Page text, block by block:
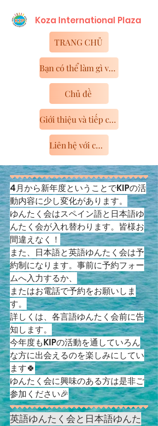
Koza International​ Plaza
TRANG CHỦ
Bạn có thể làm gì với KIP
Chủ đề
Giới thiệu và tiếp cận cơ sở
Liên hệ với chúng tôi
4月から新年度ということでKIPの活
動内容に少し変化があります。
ゆんたく会はスペイン語と日本語ゆ
んたく会が入れ替わります。皆様お
間違えなく！
また、日本語と英語ゆんたく会は予
約制になります。事前に予約フォー
ムへ入力するか、
またはお電話で予約をお願いしま
す。
詳しくは、各言語ゆんたく会前に告
知します。
今年度もKIPの活動を通していろん
な方に出会えるのを楽しみにしてい
ます🍀
ゆんたく会に興味のある方は是非ご
参加ください🎉
​英語ゆんたく会と日本語ゆんた